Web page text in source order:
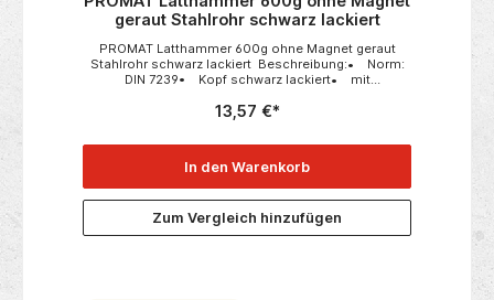
geraut Stahlrohr schwarz lackiert
PROMAT Latthammer 600g ohne Magnet geraut
Stahlrohr schwarz lackiert Beschreibung:• Norm:
DIN 7239• Kopf schwarz lackiert• mit
Nagelhalter• Stahlrohrstiel und Stahlring für
Stiftsicherung• Kunststoffgriff mit angerauter
Eigenschaften:• Griff: Kunststoff• Kopf: schwarz
lackiert• Stiftsicherung: mit• Stiel: Stahlrohr
13,57 €*
In den Warenkorb
Zum Vergleich hinzufügen